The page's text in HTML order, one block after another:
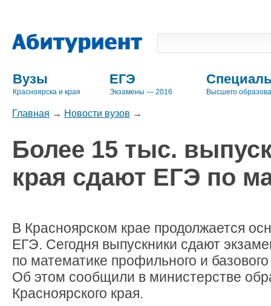
Вузы
Красноярска и края
ЕГЭ
Экзамены — 2016 Высшего
Главная → Новости вузов →
Более 15 тыс.
края сдают ЕГЭ по
В Красноярском крае продолжается
ЕГЭ. Сегодня выпускники сдают
по математике профильного и
Об этом сообщили в министерстве
Красноярского края.